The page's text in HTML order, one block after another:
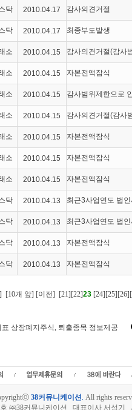
닥 2010.04.17 감사의견거절
닥 2010.04.17 최종부도발생
소 2010.04.15 감사의견거절(감사
소 2010.04.15 자본전액잠식
소 2010.04.15 감사범위제한으로
소 2010.04.15 감사의견거절(감사
소 2010.04.15 자본전액잠식
소 2010.04.15 자본전액잠식
소 2010.04.15 자본전액잠식
닥 2010.04.13 최근3사업연도 법
닥 2010.04.13 최근3사업연도 법
닥 2010.04.13 자본전액잠식
닥 2010.04.13 자본전액잠식
[10개 앞] [이전] [21][22]23 [24][25][26]
상장폐지주식, 퇴출종목 정보제공
38커뮤니케이션. All rights
㈜38커뮤니케이션 대표이사 서성기